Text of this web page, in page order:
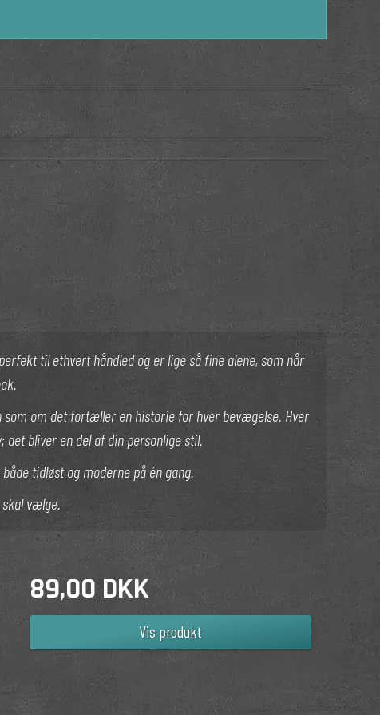
til ethvert håndled og er lige så fine alene, som når
om det fortæller en historie for hver bevægelse. Hver
bliver en del af din personlige stil.
tidløst og moderne på én gang.
vælge.
89,00 DKK
Vis produkt